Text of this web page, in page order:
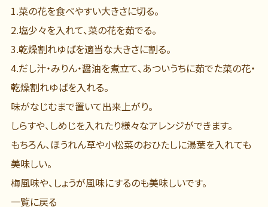
1.菜の花を食べやすい大きさに切る。
2.塩少々を入れて、菜の花を茹でる。
3.乾燥割れゆばを適当な大きさに割る。
4.だし汁・みりん・醤油を煮立て、あついうちに茹でた菜の花・
乾燥割れゆばを入れる。
味がなじむまで置いて出来上がり。
しらすや、しめじを入れたり様々なアレンジができます。
もちろん、ほうれん草や小松菜のおひたしに湯葉を入れても
美味しい。
梅風味や、しょうが風味にするのも美味しいです。
一覧に戻る